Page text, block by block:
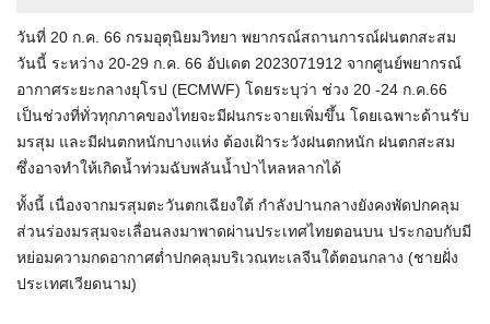
วันที่ 20 ก.ค. 66 กรมอุตุนิยมวิทยา พยากรณ์สถานการณ์ฝนตกสะสม
วันนี้ ระหว่าง 20-29 ก.ค. 66 อัปเดต 2023071912 จากศูนย์พยากรณ์
อากาศระยะกลางยุโรป (ECMWF) โดยระบุว่า ช่วง 20 -24 ก.ค.66
เป็นช่วงที่ทั่วทุกภาคของไทยจะมีฝนกระจายเพิ่มขึ้น โดยเฉพาะด้านรับ
มรสุม และมีฝนตกหนักบางแห่ง ต้องเฝ้าระวังฝนตกหนัก ฝนตกสะสม
ซึ่งอาจทำให้เกิดน้ำท่วมฉับพลันน้ำป่าไหลหลากได้
ทั้งนี้ เนื่องจากมรสุมตะวันตกเฉียงใต้ กำลังปานกลางยังคงพัดปกคลุม
ส่วนร่องมรสุมจะเลื่อนลงมาพาดผ่านประเทศไทยตอนบน ประกอบกับมี
หย่อมความกดอากาศต่ำปกคลุมบริเวณทะเลจีนใต้ตอนกลาง (ชายฝั่ง
ประเทศเวียดนาม)